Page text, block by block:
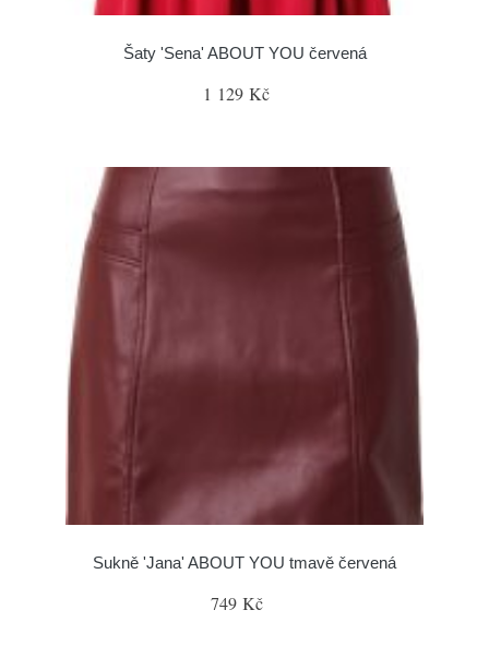
Šaty 'Sena' ABOUT YOU červená
1 129 Kč
Sukně 'Jana' ABOUT YOU tmavě červená
749 Kč